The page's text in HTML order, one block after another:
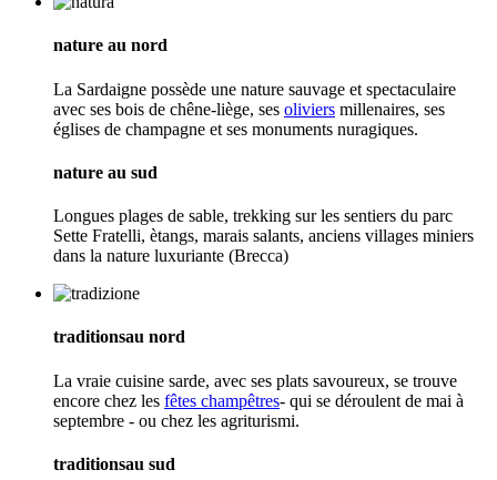
nature au nord
La Sardaigne possède une nature sauvage et spectaculaire
avec ses bois de chêne-liège, ses oliviers millenaires, ses
églises de champagne et ses monuments nuragiques.
nature au sud
Longues plages de sable, trekking sur les sentiers du parc
Sette Fratelli, ètangs, marais salants, anciens villages miniers
dans la nature luxuriante (Brecca)
traditionsau nord
La vraie cuisine sarde, avec ses plats savoureux, se trouve
encore chez les fêtes champêtres- qui se déroulent de mai à
septembre - ou chez les agriturismi.
traditionsau sud